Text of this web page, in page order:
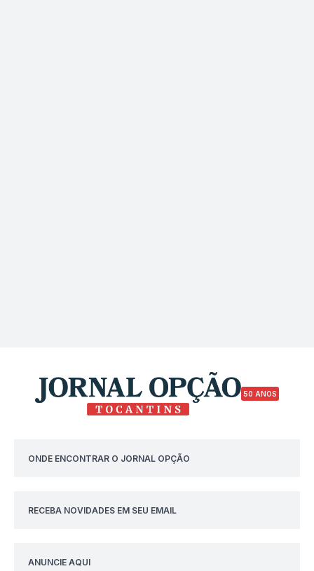
50 ANOS
ONDE ENCONTRAR O JORNAL OPÇÃO
RECEBA NOVIDADES EM SEU EMAIL
ANUNCIE AQUI